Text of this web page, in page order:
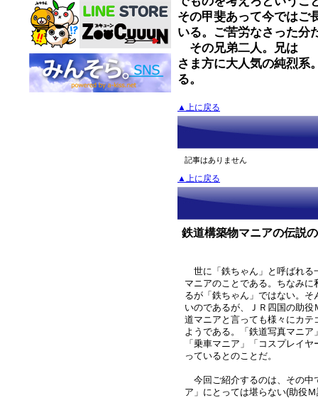
その甲斐あって今ではご
いる。ご苦労なさった分
その兄弟二人。兄
さま方に大人気の純烈系
る。
▲上に戻る
記事はありません
▲上に戻る
鉄道構築物マニアの伝説
世に「鉄ちゃん」と呼ばれる
マニアのことである。ちなみに
るが「鉄ちゃん」ではない。そ
いのであるが、ＪＲ四国の助役
道マニアと言っても様々にカテ
ようである。「鉄道写真マニア
「乗車マニア」「コスプレイ
っているとのことだ。
今回ご紹介するのは、その中
ア」にとっては堪らない(助役